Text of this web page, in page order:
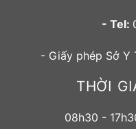
- Tel:
- Giấy phép Sở Y
THỜI
08h30 -